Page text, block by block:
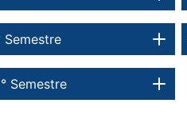
Semestre
Semestre